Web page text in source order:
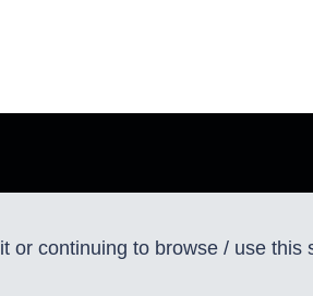
or continuing to browse / use